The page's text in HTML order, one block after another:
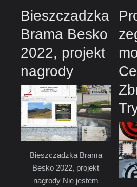
Bieszczadzka
Brama Besko
2022, projekt
nagrody
Bieszczadzka Brama
Besko 2022, projekt
nagrody Nie jestem